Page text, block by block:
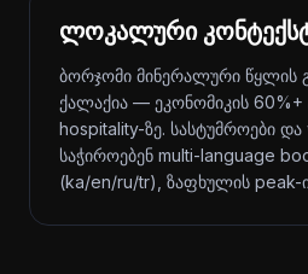
ლოკალური
ბორჯომი მინერალური
ქალაქია — ეკონომიკის 60%+
hospitality-ზე. სასტუმროები
საჭიროებენ multi-language
(ka/en/ru/tr), ზაფხულის peak-